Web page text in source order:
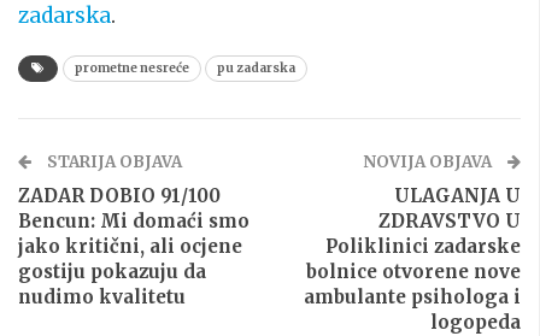
zadarska.
prometne nesreće pu zadarska
STARIJA OBJAVA
ZADAR DOBIO 91/100
Bencun: Mi domaći smo
jako kritični, ali ocjene
gostiju pokazuju da
nudimo kvalitetu
NOVIJA OBJAVA
ULAGANJA U
ZDRAVSTVO U
Poliklinici zadarske
bolnice otvorene nove
ambulante psihologa i
logopeda